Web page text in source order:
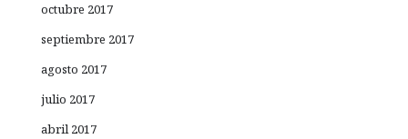
octubre 2017
septiembre 2017
agosto 2017
julio 2017
abril 2017